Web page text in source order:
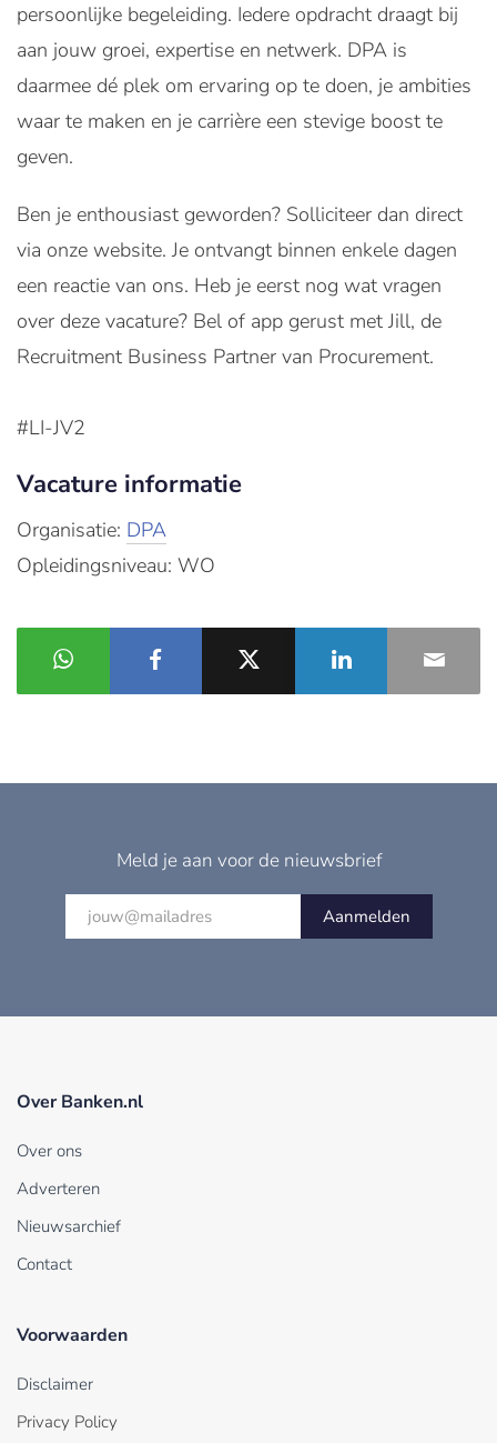
persoonlijke begeleiding. Iedere opdracht draagt bij
aan jouw groei, expertise en netwerk. DPA is
daarmee dé plek om ervaring op te doen, je ambities
waar te maken en je carrière een stevige boost te
geven.
Ben je enthousiast geworden? Solliciteer dan direct
via onze website. Je ontvangt binnen enkele dagen
een reactie van ons. Heb je eerst nog wat vragen
over deze vacature? Bel of app gerust met Jill, de
Recruitment Business Partner van Procurement.
#LI-JV2
Vacature informatie
Organisatie: DPA
Opleidingsniveau: WO
Meld je aan voor de nieuwsbrief
Aanmelden
Over Banken.nl
Over ons
Adverteren
Nieuwsarchief
Contact
Voorwaarden
Disclaimer
Privacy Policy